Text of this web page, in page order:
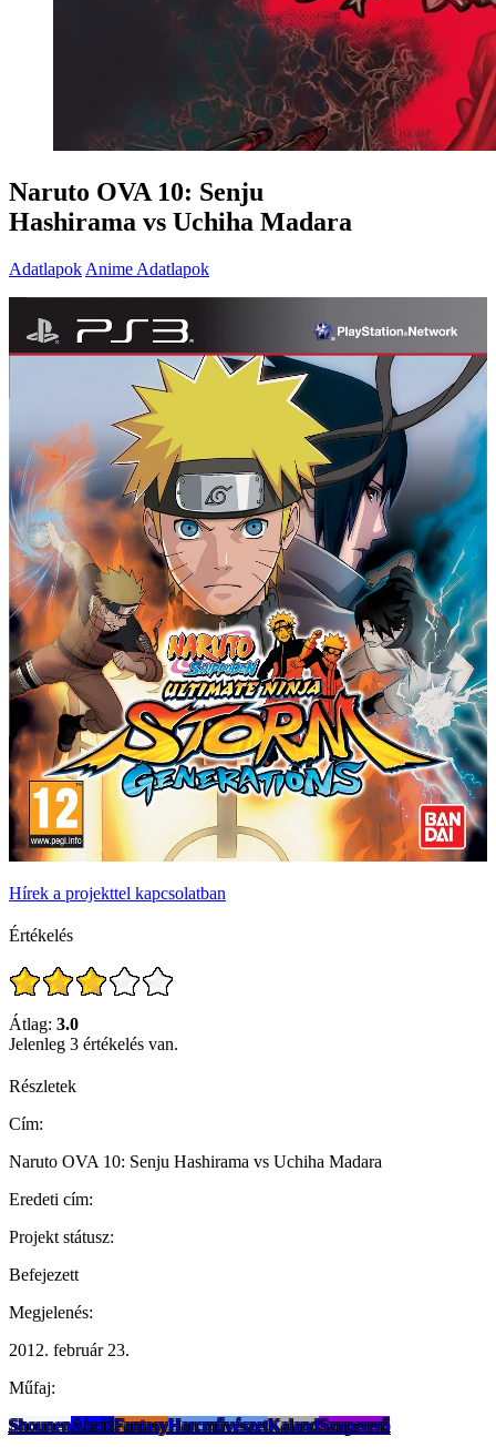
Naruto OVA 10: Senju
Hashirama vs Uchiha Madara
Adatlapok Anime Adatlapok
Hírek a projekttel kapcsolatban
Értékelés
Átlag: 3.0
Jelenleg 3 értékelés van.
Részletek
Cím:
Naruto OVA 10: Senju Hashirama vs Uchiha Madara
Eredeti cím:
Projekt státusz:
Befejezett
Megjelenés:
2012. február 23.
Műfaj:
ShounenAkcióFantasyHarcművészetKalandSzupererő